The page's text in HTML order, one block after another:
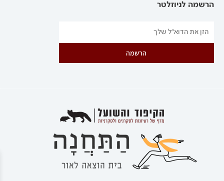
הרשמה לניוזלטר
הרשמה